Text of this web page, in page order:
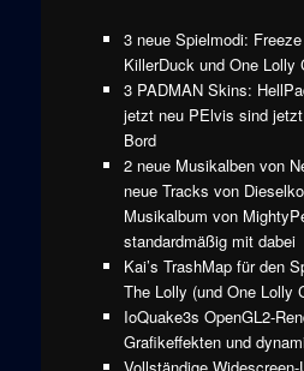
3 neue Spielmodi:
KillerDuck und One Lolly
3 PADMAN Skins:
jetzt neu PElvis sind
Bord
2 neue Musikalben von
neue Tracks von
Musikalbum von
standardmäßig mit dabei
Kai’s TrashMap für den
The Lolly (und One Lolly
IoQuake3s OpenGL2-
Grafikeffekten und